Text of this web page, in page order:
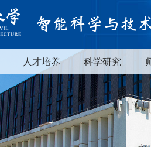
人才培养 科学研究